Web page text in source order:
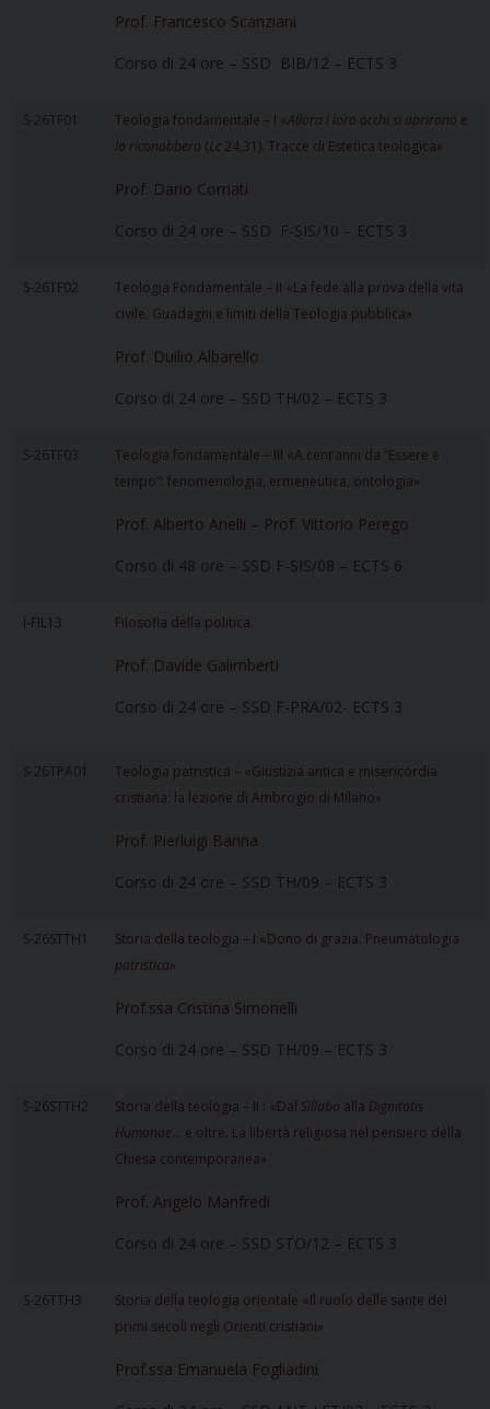
Prof. Francesco Scanziani
Corso di 24 ore – SSD BIB/12 – ECTS 3
S-26TF01 Teologia fondamentale – I «Allora i loro occhi si aprirono e
lo riconobbero (Lc 24,31). Tracce di Estetica teologica»
Prof. Dario Cornati
Corso di 24 ore – SSD F-SIS/10 – ECTS 3
S-26TF02
Teologia Fondamentale – II «La fede alla prova della vita
civile. Guadagni e limiti della Teologia pubblica»
Prof. Duilio Albarello
Corso di 24 ore – SSD TH/02 – ECTS 3
S-26TF03
Teologia fondamentale – III «A cent’anni da “Essere e
tempo”: fenomenologia, ermeneutica, ontologia»
Prof. Alberto Anelli – Prof. Vittorio Perego
Corso di 48 ore – SSD F-SIS/08 – ECTS 6
I-FIL13 Filosofia della politica
Prof. Davide Galimberti
Corso di 24 ore – SSD F-PRA/02- ECTS 3
S-26TPA01
Teologia patristica – «Giustizia antica e misericordia
cristiana: la lezione di Ambrogio di Milano»
Prof. Pierluigi Banna
Corso di 24 ore – SSD TH/09 – ECTS 3
S-26STTH1
Storia della teologia – I «Dono di grazia. Pneumatologia
patristica»
Prof.ssa Cristina Simonelli
Corso di 24 ore – SSD TH/09 – ECTS 3
S-26STTH2 Storia della teologia – II : «Dal Sillabo alla Dignitatis
Humanae… e oltre. La libertà religiosa nel pensiero della
Chiesa contemporanea»
Prof. Angelo Manfredi
Corso di 24 ore – SSD STO/12 – ECTS 3
S-26TTH3
Storia della teologia orientale «Il ruolo delle sante dei
primi secoli negli Orienti cristiani»
Prof.ssa Emanuela Fogliadini